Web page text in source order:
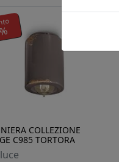
COLLEZIONE
C985 TORTORA